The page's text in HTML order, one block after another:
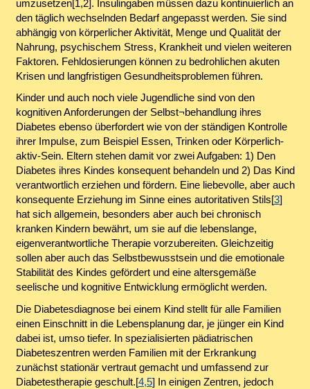
umzusetzen[1,2]. Insulingaben müssen dazu kontinuierlich an
den täglich wechselnden Bedarf angepasst werden. Sie sind
abhängig von körperlicher Aktivität, Menge und Qualität der
Nahrung, psychischem Stress, Krankheit und vielen weiteren
Faktoren. Fehldosierungen können zu bedrohlichen akuten
Krisen und langfristigen Gesundheitsproblemen führen.
Kinder und auch noch viele Jugendliche sind von den
kognitiven Anforderungen der Selbst¬behandlung ihres
Diabetes ebenso überfordert wie von der ständigen Kontrolle
ihrer Impulse, zum Beispiel Essen, Trinken oder Körperlich-
aktiv-Sein. Eltern stehen damit vor zwei Aufgaben: 1) Den
Diabetes ihres Kindes konsequent behandeln und 2) Das Kind
verantwortlich erziehen und fördern. Eine liebevolle, aber auch
konsequente Erziehung im Sinne eines autoritativen Stils[3]
hat sich allgemein, besonders aber auch bei chronisch
kranken Kindern bewährt, um sie auf die lebenslange,
eigenverantwortliche Therapie vorzubereiten. Gleichzeitig
sollen aber auch das Selbstbewusstsein und die emotionale
Stabilität des Kindes gefördert und eine altersgemäße
seelische und kognitive Entwicklung ermöglicht werden.
Die Diabetesdiagnose bei einem Kind stellt für alle Familien
einen Einschnitt in die Lebensplanung dar, je jünger ein Kind
dabei ist, umso tiefer. In spezialisierten pädiatrischen
Diabeteszentren werden Familien mit der Erkrankung
zunächst stationär vertraut gemacht und umfassend zur
Diabetestherapie geschult.[4,5] In einigen Zentren, jedoch